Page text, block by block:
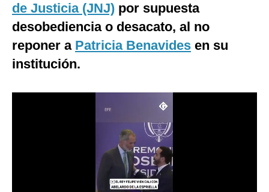
Mix
G de Gestión
de Justicia (JNJ) por supuesta
desobediencia o desacato, al no
reponer a Patricia Benavides en su
institución.